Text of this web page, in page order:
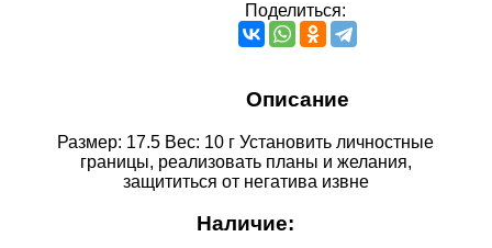
Поделиться:
Описание
Размер: 17.5 Вес: 10 г Установить личностные
границы, реализовать планы и желания,
защититься от негатива извне
Наличие: